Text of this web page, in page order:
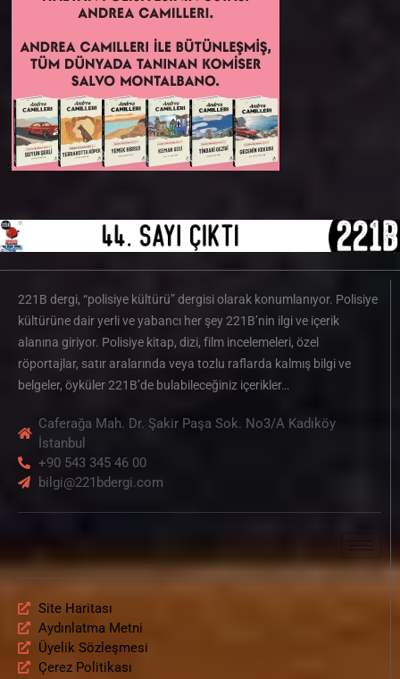
221B dergi, “polisiye kültürü” dergisi olarak konumlanıyor. Polisiye
kültürüne dair yerli ve yabancı her şey 221B’nin ilgi ve içerik
alanına giriyor. Polisiye kitap, dizi, film incelemeleri, özel
röportajlar, satır aralarında veya tozlu raflarda kalmış bilgi ve
belgeler, öyküler 221B’de bulabileceğiniz içerikler…
Caferağa Mah. Dr. Şakir Paşa Sok. No3/A Kadıköy
İstanbul
+90 543 345 46 00
bilgi@221bdergi.com
Site Haritası
Aydınlatma Metni
Üyelik Sözleşmesi
Çerez Politikası